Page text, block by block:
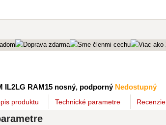
IL2LG RAM15 nosný, podporný Nedostupný
produktu Technické parametre Recenzie